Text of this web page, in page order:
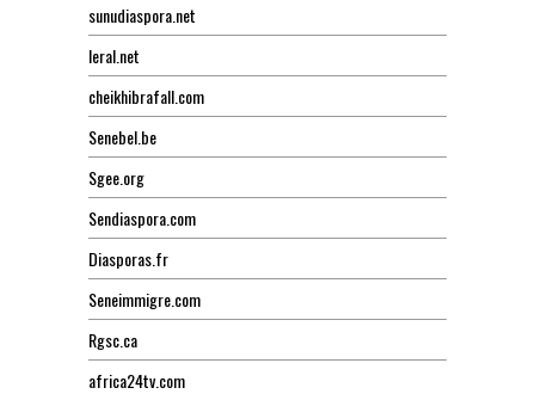
sunudiaspora.net
leral.net
cheikhibrafall.com
Senebel.be
Sgee.org
Sendiaspora.com
Diasporas.fr
Seneimmigre.com
Rgsc.ca
africa24tv.com